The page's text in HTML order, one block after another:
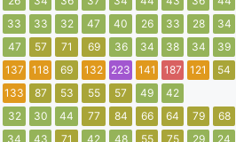
33 33 32 47 40 26 33 28 34
47 57 71 69 36 34 38 34
39
137 118 69 132 223 141 187 121 54
133 87 53 55 57 49
42
32 30 44 77 84 66 64 79 68
34 43 71 42 48 55 75 29 24